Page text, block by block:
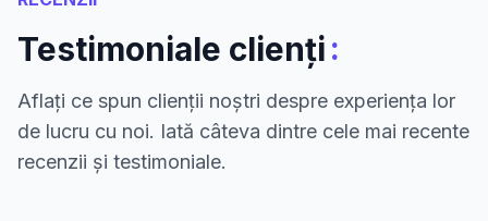
Testimoniale clienți:
Aflați ce spun clienții noștri despre experiența lor
de lucru cu noi. Iată câteva dintre cele mai recente
recenzii și testimoniale.